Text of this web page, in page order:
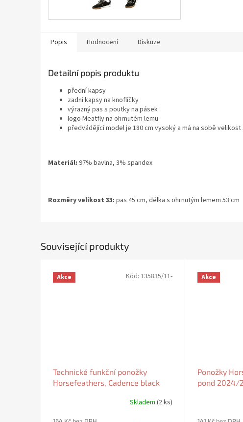
Popis Hodnocení Diskuze
Detailní popis produktu
přední kapsy
zadní kapsy na knoflíčky
výrazný pas s poutky na pásek
logo Meatfly na ohrnutém lemu
předvádějící model je 180 cm vysoký a má na sobě velikost
Materiál: 97% bavlna, 3% spandex
Rozměry velikost 33: pas 45 cm, délka s ohrnutým lemem 53 cm
Související produkty
Akce
Technické funkční ponožky
Horsefeathers, Cadence black
Skladem (2 ks)
Kód: 135835/11- Akce
Ponožky
pond 2024/